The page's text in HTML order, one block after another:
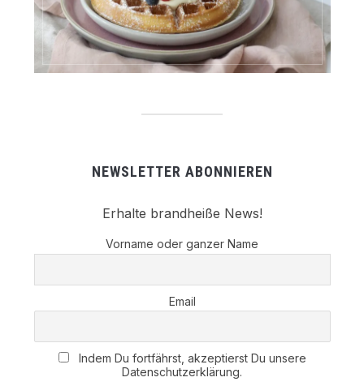
NEWSLETTER ABONNIEREN
Erhalte brandheiße News!
Vorname oder ganzer Name
Email
Indem Du fortfährst, akzeptierst Du unsere
Datenschutzerklärung.